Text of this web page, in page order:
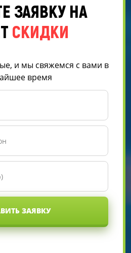
ЗАЯВКУ НА
СКИДКИ
и мы свяжемся с вами в
время
ЗАЯВКУ